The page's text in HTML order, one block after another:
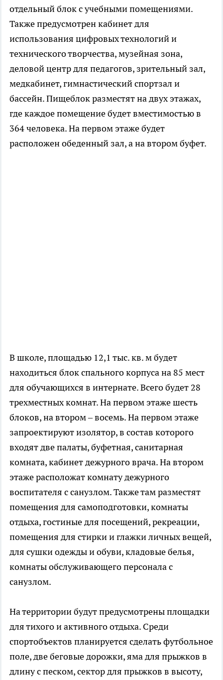
отдельный блок с учебными помещениями.
Также предусмотрен кабинет для
использования цифровых технологий и
технического творчества, музейная зона,
деловой центр для педагогов, зрительный зал,
медкабинет, гимнастический спортзал и
бассейн. Пищеблок разместят на двух этажах,
где каждое помещение будет вместимостью в
364 человека. На первом этаже будет
расположен обеденный зал, а на втором буфет.
В школе, площадью 12,1 тыс. кв. м будет
находиться блок спального корпуса на 85 мест
для обучающихся в интернате. Всего будет 28
трехместных комнат. На первом этаже шесть
блоков, на втором – восемь. На первом этаже
запроектируют изолятор, в состав которого
входят две палаты, буфетная, санитарная
комната, кабинет дежурного врача. На втором
этаже расположат комнату дежурного
воспитателя с санузлом. Также там разместят
помещения для самоподготовки, комнаты
отдыха, гостиные для посещений, рекреации,
помещения для стирки и глажки личных вещей,
для сушки одежды и обуви, кладовые белья,
комнаты обслуживающего персонала с
санузлом.
На территории будут предусмотрены площадки
для тихого и активного отдыха. Среди
спортобъектов планируется сделать футбольное
поле, две беговые дорожки, яма для прыжков в
длину с песком, сектор для прыжков в высоту,